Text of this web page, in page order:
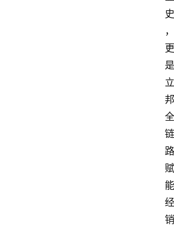
史
，
更
是
立
邦
全
链
路
赋
能
经
销